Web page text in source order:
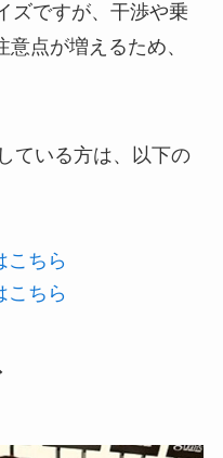
ズですが、干渉や乗
点が増えるため、
ている方は、以下の
こちら
こちら